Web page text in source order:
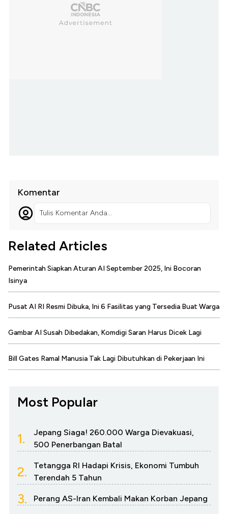
Komentar
Tulis Komentar Anda...
Related Articles
Pemerintah Siapkan Aturan AI September 2025, Ini Bocoran
Isinya
Pusat AI RI Resmi Dibuka, Ini 6 Fasilitas yang Tersedia Buat Warga
Gambar AI Susah Dibedakan, Komdigi Saran Harus Dicek Lagi
Bill Gates Ramal Manusia Tak Lagi Dibutuhkan di Pekerjaan Ini
Most Popular
1.
Jepang Siaga! 260.000 Warga Dievakuasi,
500 Penerbangan Batal
2.
Tetangga RI Hadapi Krisis, Ekonomi Tumbuh
Terendah 5 Tahun
3. Perang AS-Iran Kembali Makan Korban Jepang